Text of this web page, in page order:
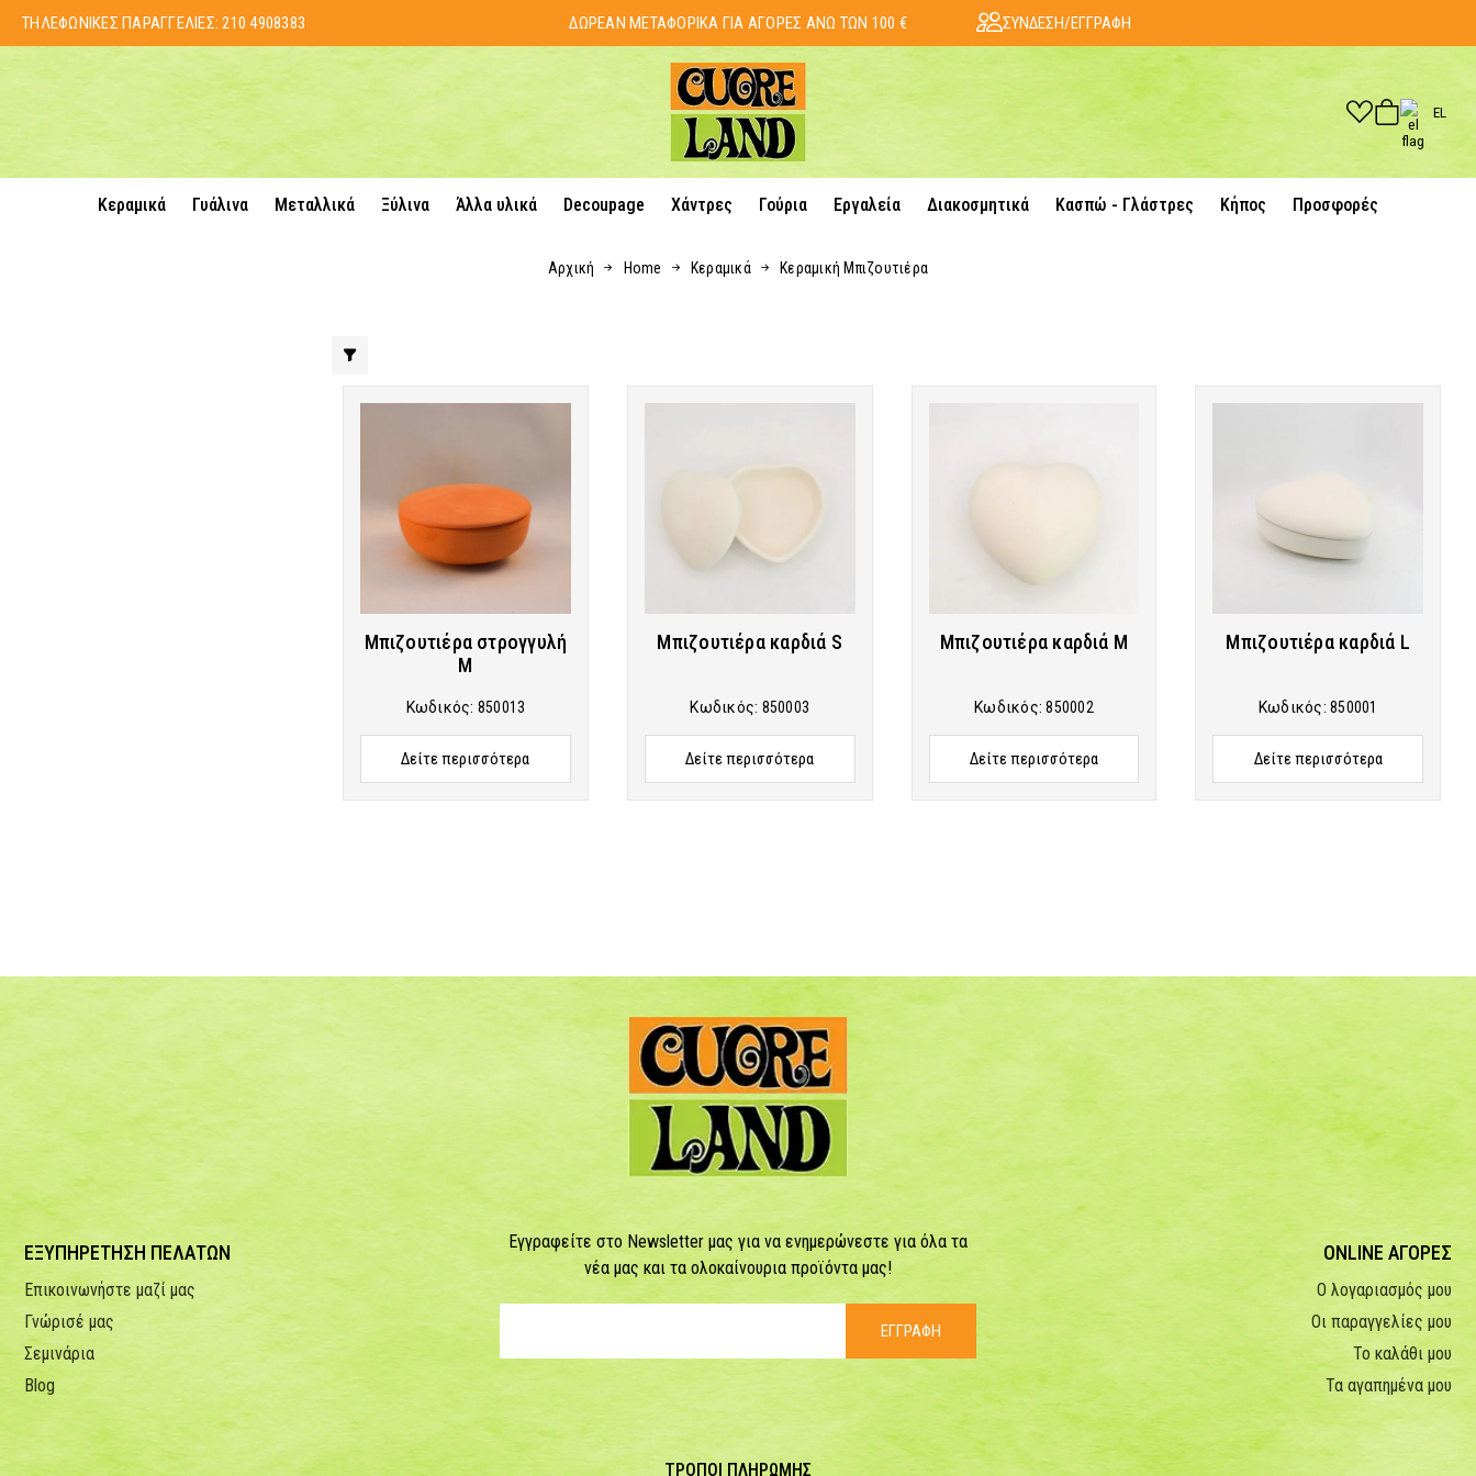
ΤΗΛΕΦΩΝΙΚΕΣ ΠΑΡΑΓΓΕΛΙΕΣ:210 4908383 ΔΩΡΕΑΝ ΜΕΤΑΦΟΡΙΚΑ ΓΙΑ ΑΓΟΡΕΣ ΑΝΩ ΤΩΝ 100 € ΣΥΝΔΕΣΗ/ΕΓΓΡΑΦΗ
EL
Κεραμικά Γυάλινα Μεταλλικά Ξύλινα Άλλα υλικά Decoupage Χάντρες Γούρια Εργαλεία Διακοσμητικά Κασπώ - Γλάστρες Κήπος Προσφορές
Αρχική Home Κεραμικά Κεραμική Μπιζουτιέρα
Μπιζουτιέρα στρογγυλή
Μ
Κωδικός: 850013
Δείτε περισσότερα
Μπιζουτιέρα καρδιά S
Κωδικός: 850003
Δείτε περισσότερα
Μπιζουτιέρα καρδιά Μ
Κωδικός:850002
Δείτε περισσότερα
Μπιζουτιέρα καρδιά L
Κωδικός: 850001
Δείτε περισσότερα
ΕΞΥΠΗΡΕΤΗΣΗ ΠΕΛΑΤΩΝ
Επικοινωνήστε μαζί μας
Γνώρισέ μας
Σεμινάρια
Blog
Εγγραφείτε στο Newsletter μας για να ενημερώνεστε για όλα τα
νέα μας και τα ολοκαίνουρια προϊόντα μας!
ΕΓΓΡΑΦΗ
ONLINE ΑΓΟΡΕΣ
Ο λογαριασμός μου
Οι παραγγελίες μου
Το καλάθι μου
Τα αγαπημένα μου
ΤΡΟΠΟΙ ΠΛΗΡΩΜΗΣ